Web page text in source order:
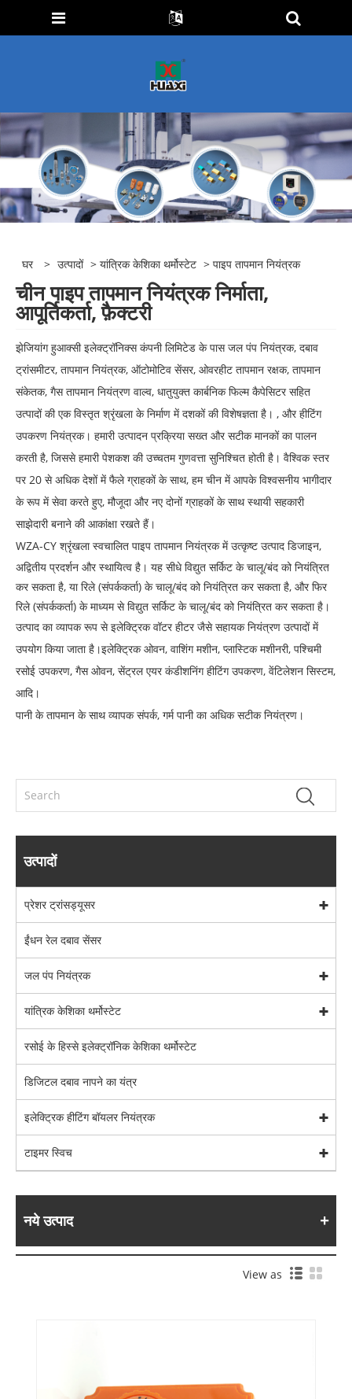
घर > उत्पादों >यांत्रिक केशिका थर्मोस्टेट > पाइप तापमान नियंत्रक
चीन पाइप तापमान नियंत्रक निर्माता,
आपूर्तिकर्ता, फ़ैक्टरी
झेजियांग हुआक्सी इलेक्ट्रॉनिक्स कंपनी लिमिटेड के पास जल पंप नियंत्रक, दबाव
ट्रांसमीटर, तापमान नियंत्रक, ऑटोमोटिव सेंसर, ओवरहीट तापमान रक्षक, तापमान
संकेतक, गैस तापमान नियंत्रण वाल्व, धातुयुक्त कार्बनिक फिल्म कैपेसिटर सहित
उत्पादों की एक विस्तृत श्रृंखला के निर्माण में दशकों की विशेषज्ञता है। , और हीटिंग
उपकरण नियंत्रक। हमारी उत्पादन प्रक्रिया सख्त और सटीक मानकों का पालन
करती है, जिससे हमारी पेशकश की उच्चतम गुणवत्ता सुनिश्चित होती है। वैश्विक स्तर
पर 20 से अधिक देशों में फैले ग्राहकों के साथ, हम चीन में आपके विश्वसनीय भागीदार
के रूप में सेवा करते हुए, मौजूदा और नए दोनों ग्राहकों के साथ स्थायी सहकारी
साझेदारी बनाने की आकांक्षा रखते हैं।
WZA-CY श्रृंखला स्वचालित पाइप तापमान नियंत्रक में उत्कृष्ट उत्पाद डिजाइन,
अद्वितीय प्रदर्शन और स्थायित्व है। यह सीधे विद्युत सर्किट के चालू/बंद को नियंत्रित
कर सकता है, या रिले (संपर्ककर्ता) के चालू/बंद को नियंत्रित कर सकता है, और फिर
रिले (संपर्ककर्ता) के माध्यम से विद्युत सर्किट के चालू/बंद को नियंत्रित कर सकता है।
उत्पाद का व्यापक रूप से इलेक्ट्रिक वॉटर हीटर जैसे सहायक नियंत्रण उत्पादों में
उपयोग किया जाता है।इलेक्ट्रिक ओवन, वाशिंग मशीन, प्लास्टिक मशीनरी, पश्चिमी
रसोई उपकरण, गैस ओवन, सेंट्रल एयर कंडीशनिंग हीटिंग उपकरण, वेंटिलेशन सिस्टम,
आदि।
पानी के तापमान के साथ व्यापक संपर्क, गर्म पानी का अधिक सटीक नियंत्रण।
उत्पादों
प्रेशर ट्रांसड्यूसर
ईंधन रेल दबाव सेंसर
जल पंप नियंत्रक
यांत्रिक केशिका थर्मोस्टेट
रसोई के हिस्से इलेक्ट्रॉनिक केशिका थर्मोस्टेट
डिजिटल दबाव नापने का यंत्र
इलेक्ट्रिक हीटिंग बॉयलर नियंत्रक
टाइमर स्विच
नये उत्पाद
View as